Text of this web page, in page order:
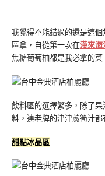
我覺得不能錯過的還是這
區拿，自從第一次在漢來海
焦糖葡萄柚都是我必拿的菜
飲料區的選擇繁多，除了
料，連老牌的津津蘆筍汁都
甜點冰品區